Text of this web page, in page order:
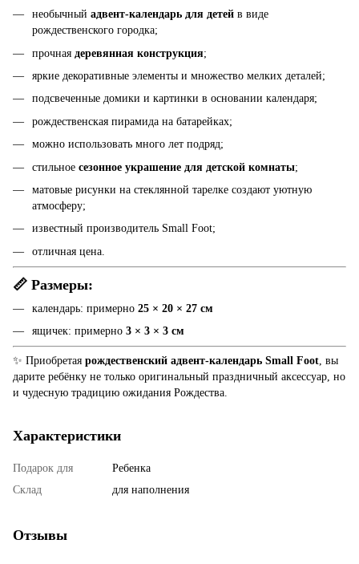
необычный адвент-календарь для детей в виде
рождественского городка;
прочная деревянная конструкция;
яркие декоративные элементы и множество мелких деталей;
подсвеченные домики и картинки в основании календаря;
рождественская пирамида на батарейках;
можно использовать много лет подряд;
стильное сезонное украшение для детской комнаты;
матовые рисунки на стеклянной тарелке создают уютную
атмосферу;
известный производитель Small Foot;
отличная цена.
📏 Размеры:
календарь: примерно 25 × 20 × 27 см
ящичек: примерно 3 × 3 × 3 см
✨ Приобретая рождественский адвент-календарь Small Foot, вы
дарите ребёнку не только оригинальный праздничный аксессуар, но
и чудесную традицию ожидания Рождества.
Характеристики
Подарок для
Ребенка
Склад
для наполнения
Отзывы